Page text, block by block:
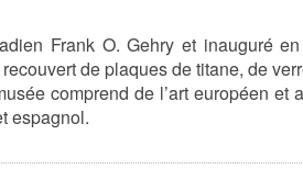
Frank O. Gehry et inauguré
de plaques de titane, de
comprend de l’art européen
espagnol.